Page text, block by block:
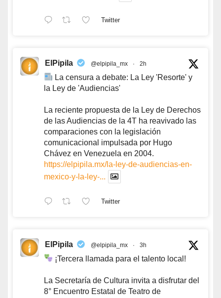
Twitter
ElPipila @elpipila_mx · 2h
La censura a debate: La Ley 'Resorte' y
la Ley de 'Audiencias'
La reciente propuesta de la Ley de Derechos
de las Audiencias de la 4T ha reavivado las
comparaciones con la legislación
comunicacional impulsada por Hugo
Chávez en Venezuela en 2004.
https://elpipila.mx/la-ley-de-audiencias-en-
mexico-y-la-ley-...
Twitter
ElPipila @elpipila_mx · 3h
¡Tercera llamada para el talento local!
La Secretaría de Cultura invita a disfrutar del
8° Encuentro Estatal de Teatro de